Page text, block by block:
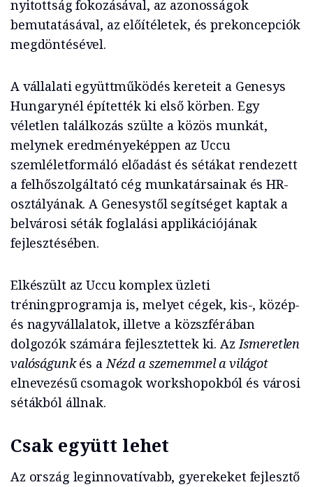
nyitottság fokozásával, az azonosságok
bemutatásával, az előítéletek, és prekoncepciók
megdöntésével.
A vállalati együttműködés kereteit a Genesys
Hungarynél építették ki első körben. Egy
véletlen találkozás szülte a közös munkát,
melynek eredményeképpen az Uccu
szemléletformáló előadást és sétákat rendezett
a felhőszolgáltató cég munkatársainak és HR-
osztályának. A Genesystől segítséget kaptak a
belvárosi séták foglalási applikációjának
fejlesztésében.
Elkészült az Uccu komplex üzleti
tréningprogramja is, melyet cégek, kis-, közép-
és nagyvállalatok, illetve a közszférában
dolgozók számára fejlesztettek ki. AzIsmeretlen
valóságunkés aNézd a szememmel a világot
elnevezésű csomagok workshopokból és városi
sétákból állnak.
Csak együtt lehet
Az ország leginnovatívabb, gyerekeket fejlesztő